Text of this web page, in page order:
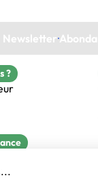
Newsletter
?